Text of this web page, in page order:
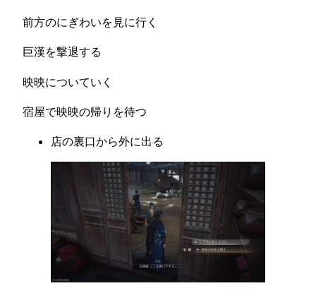
前方のにぎわいを見に行く
巨漢を撃退する
映映についていく
宿屋で映映の帰りを待つ
店の裏口から外に出る